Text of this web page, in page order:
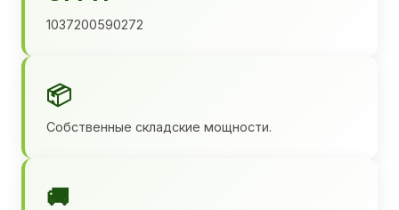
1037200590272
📦
Собственные складские мощности.
🚚